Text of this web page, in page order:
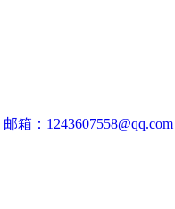
邮箱：1243607558@qq.com